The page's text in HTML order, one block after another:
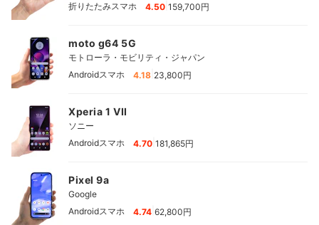
折りたたみスマホ
4.50 159,700円
moto g64 5G
モトローラ・モビリティ・ジャパン
Androidスマホ
4.18 23,800円
Xperia 1 VII
ソニー
Androidスマホ
4.70 181,865円
Pixel 9a
Google
Androidスマホ
4.74 62,800円